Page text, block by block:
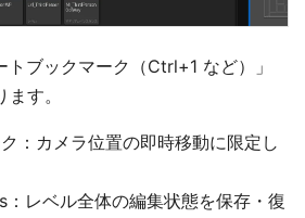
ブックマーク（Ctrl+1 など）」
す。
：カメラ位置の即時移動に限定し
レベル全体の編集状態を保存・復